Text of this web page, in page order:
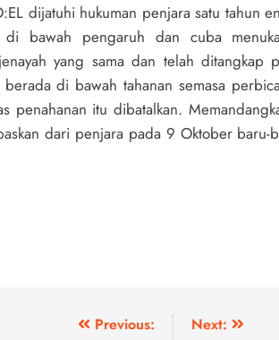
dijatuhi hukuman penjara satu tahun
bawah pengaruh dan cuba
yang sama dan telah
di bawah tahanan semasa
penahanan itu dibatalkan.
dari penjara pada 9 Oktober baru-
Previous:
Next: